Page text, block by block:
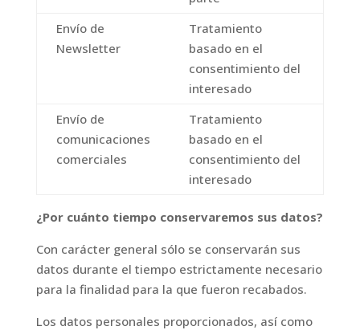
Envío de
Newsletter
Tratamiento
basado en el
consentimiento del
interesado
Envío de
comunicaciones
comerciales
Tratamiento
basado en el
consentimiento del
interesado
¿Por cuánto tiempo conservaremos sus datos?
Con carácter general sólo se conservarán sus
datos durante el tiempo estrictamente necesario
para la finalidad para la que fueron recabados.
Los datos personales proporcionados, así como